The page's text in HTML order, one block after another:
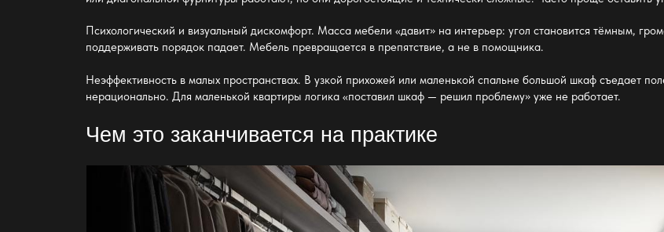
Психологический и визуальный дискомфорт. Масса мебели «давит» на интерьер: угол становится тёмным,
поддерживать порядок падает. Мебель превращается в препятствие, а не в помощника.
Неэффективность в малых пространствах. В узкой прихожей или маленькой спальне большой шкаф съедает
нерационально. Для маленькой квартиры логика «поставил шкаф — решил проблему» уже не работает.
Чем это заканчивается на практике